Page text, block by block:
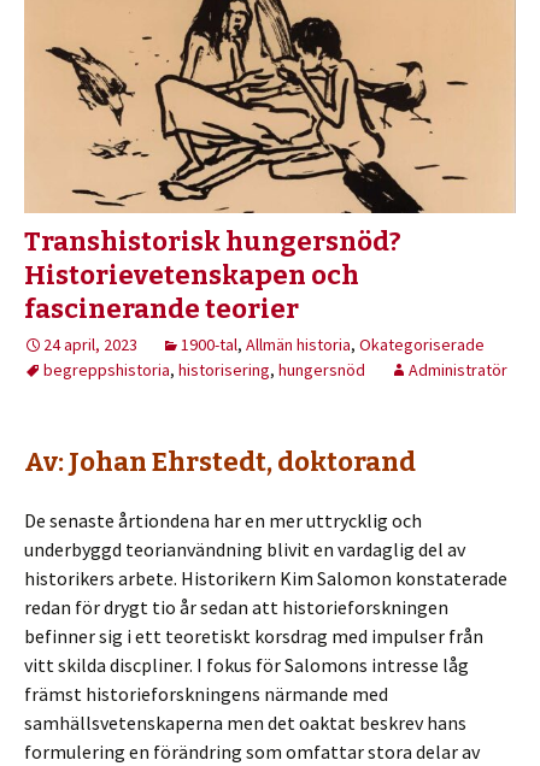
Transhistorisk hungersnöd?
Historievetenskapen och
fascinerande teorier
24 april, 2023 1900-tal, Allmän historia, Okategoriserade
begreppshistoria, historisering, hungersnöd Administratör
Av: Johan Ehrstedt, doktorand
De senaste årtiondena har en mer uttrycklig och
underbyggd teorianvändning blivit en vardaglig del av
historikers arbete. Historikern Kim Salomon konstaterade
redan för drygt tio år sedan att historieforskningen
befinner sig i ett teoretiskt korsdrag med impulser från
vitt skilda discpliner. I fokus för Salomons intresse låg
främst historieforskningens närmande med
samhällsvetenskaperna men det oaktat beskrev hans
formulering en förändring som omfattar stora delar av